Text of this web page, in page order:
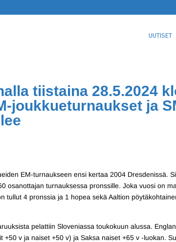
UUTISET
tiistaina 28.5.2024
joukkueturnaukset ja
EM-turnaukseen ensi kertaa 2004 Dresdenissä.
osanottajan turnauksessa pronssille. Joka vuosi on
tullut 4 pronssia ja 1 hopea sekä Aaltion
pelattiin Sloveniassa toukokuun alussa.
v ja naiset +50 v) ja Saksa naiset +65 v -luokan.